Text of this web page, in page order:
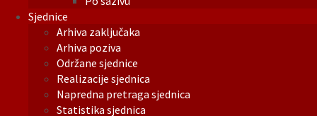
Sjednice
Arhiva zaključaka
Arhiva poziva
Održane sjednice
Realizacije sjednica
Napredna pretraga sjednica
Statistika sjednica